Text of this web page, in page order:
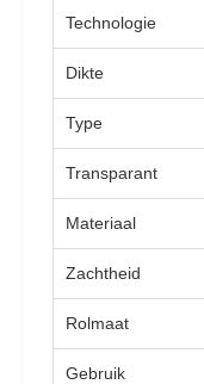
Technologie
Dikte
Type
Transparant
Materiaal
Zachtheid
Rolmaat
Gebruik